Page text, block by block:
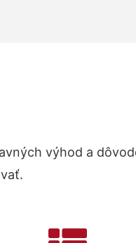
výhod a